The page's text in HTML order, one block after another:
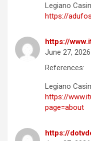
Legiano
https://
https://
June 27,
References:
Legiano
https://
page=about
https://